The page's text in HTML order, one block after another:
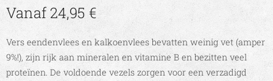
Vanaf24,95 €
Vers eendenvlees en kalkoenvlees bevatten weinig vet (amper
9%!), zijn rijk aan mineralen en vitamine B en bezitten veel
proteïnen. De voldoende vezels zorgen voor een verzadigd